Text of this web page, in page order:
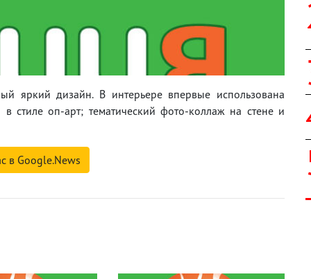
яркий дизайн. В интерьере впервые использована
стиле оп-арт; тематический фото-коллаж на стене и
в Google.News